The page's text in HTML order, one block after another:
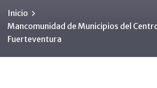
Inicio
Mancomunidad de Municipios del
Fuerteventura